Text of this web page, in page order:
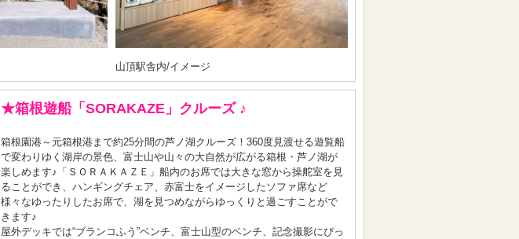
山頂駅舎内/イメージ
★箱根遊船「SORAKAZE」クルーズ ♪
箱根園港～元箱根港まで約25分間の芦ノ湖クルーズ！360度見渡せる遊覧船
で変わりゆく湖岸の景色、富士山や山々の大自然が広がる箱根・芦ノ湖が
楽しめます♪「ＳＯＲＡＫＡＺＥ」船内のお席では大きな窓から操舵室を見
ることができ、ハンギングチェア、赤富士をイメージしたソファ席など
様々なゆったりしたお席で、湖を見つめながらゆっくりと過ごすことがで
きます♪
屋外デッキでは“ブランコふう”ベンチ、富士山型のベンチ、記念撮影にぴっ